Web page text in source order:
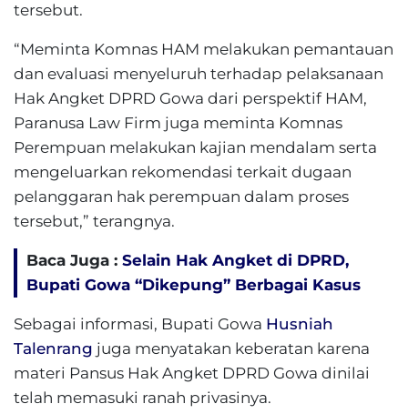
tersebut.
“Meminta Komnas HAM melakukan pemantauan
dan evaluasi menyeluruh terhadap pelaksanaan
Hak Angket DPRD Gowa dari perspektif HAM,
Paranusa Law Firm juga meminta Komnas
Perempuan melakukan kajian mendalam serta
mengeluarkan rekomendasi terkait dugaan
pelanggaran hak perempuan dalam proses
tersebut,” terangnya.
Baca Juga : Selain Hak Angket di DPRD,
Bupati Gowa “Dikepung” Berbagai Kasus
Sebagai informasi, Bupati Gowa Husniah
Talenrang juga menyatakan keberatan karena
materi Pansus Hak Angket DPRD Gowa dinilai
telah memasuki ranah privasinya.